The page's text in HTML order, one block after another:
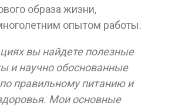
образа жизни,
опытом работы.
вы найдете полезные
и научно обоснованные
правильному питанию и
Мои основные